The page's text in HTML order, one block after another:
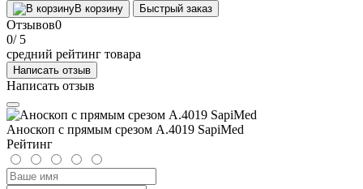
В корзину Быстрый заказ
Отзывов0
0/ 5
средний рейтинг товара
Написать отзыв
Написать отзыв
Аноскоп с прямым срезом А.4019 SapiMed
Рейтинг